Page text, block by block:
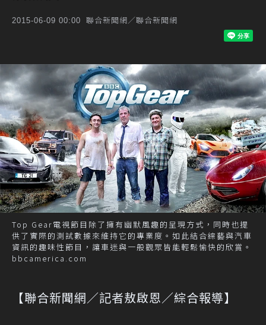
2015-06-09 00:00 聯合新聞網／聯合新聞網
Top Gear電視節目除了擁有幽默風趣的呈現方式，同時也提
供了實際的測試數據來維持它的專業度。如此結合綜藝與汽車
資訊的趣味性節目，讓車迷與一般觀眾皆能輕鬆愉快的欣賞。
bbcamerica.com
【聯合新聞網／記者敖啟恩／綜合報導】